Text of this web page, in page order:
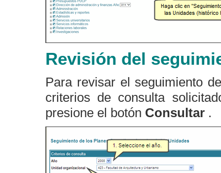
Revisión del
Para revisar el seguimiento
criterios de consulta
presione el botón Consultar .